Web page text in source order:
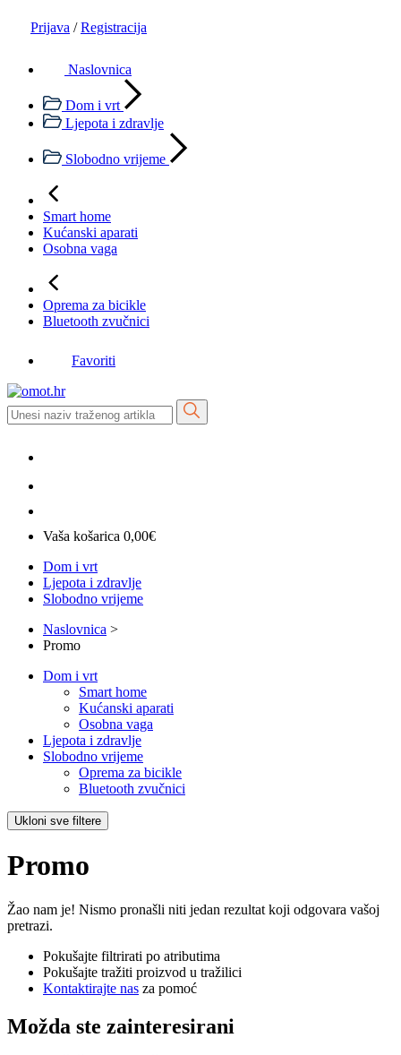
Prijava / Registracija
Naslovnica
Dom i vrt
Ljepota i zdravlje
Slobodno vrijeme
Smart home
Kućanski aparati
Osobna vaga
Oprema za bicikle
Bluetooth zvučnici
Favoriti
Vaša košarica 0,00€
Dom i vrt
Ljepota i zdravlje
Slobodno vrijeme
Naslovnica >
Promo
Dom i vrt
Smart home
Kućanski aparati
Osobna vaga
Ljepota i zdravlje
Slobodno vrijeme
Oprema za bicikle
Bluetooth zvučnici
Ukloni sve filtere
Promo
Žao nam je! Nismo pronašli niti jedan rezultat koji odgovara vašoj
pretrazi.
Pokušajte filtrirati po atributima
Pokušajte tražiti proizvod u tražilici
Kontaktirajte nas za pomoć
Možda ste zainteresirani